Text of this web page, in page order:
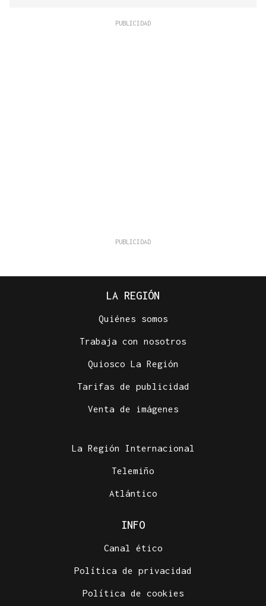
LA REGIÓN
Quiénes somos
Trabaja con nosotros
Quiosco La Región
Tarifas de publicidad
Venta de imágenes
La Región Internacional
Telemiño
Atlántico
INFO
Canal ético
Política de privacidad
Política de cookies